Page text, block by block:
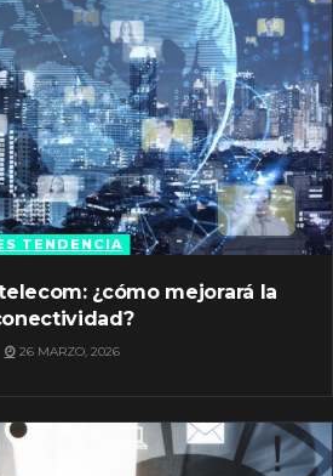
TENDENCIA
¿cómo mejorará la
26 MARZO, 2026